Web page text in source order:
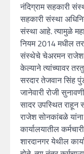
नंदिग्राम सहकारी
सहकारी संस्था
संस्था आहे. त्यामुळे
नियम 2014 मधील
संस्थेचे चेअरमन राजेश
केल्याने त्यांच्यावर
सरदार तेजवान सिंह
जानेवारी रोजी
सादर उपस्थित राहून
राजेश सोनकांबळे
कार्यालयातील
शारदानगर येथील